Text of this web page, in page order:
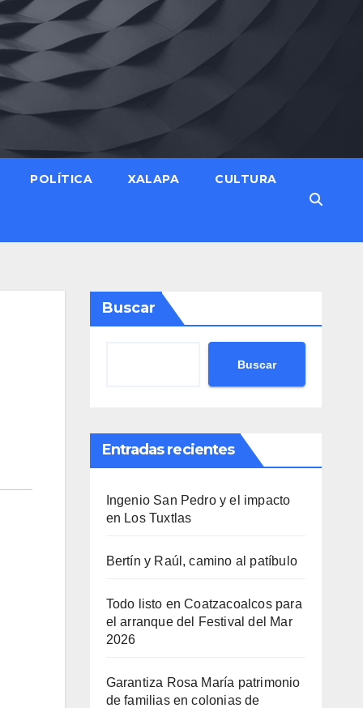
POLÍTICA XALAPA CULTURA
Buscar
Buscar
Entradas recientes
Ingenio San Pedro y el impacto
en Los Tuxtlas
Bertín y Raúl, camino al patíbulo
Todo listo en Coatzacoalcos para
el arranque del Festival del Mar
2026
Garantiza Rosa María patrimonio
de familias en colonias de